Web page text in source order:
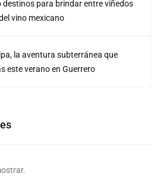
destinos para brindar entre viñedos
vino mexicano
la aventura subterránea que
este verano en Guerrero